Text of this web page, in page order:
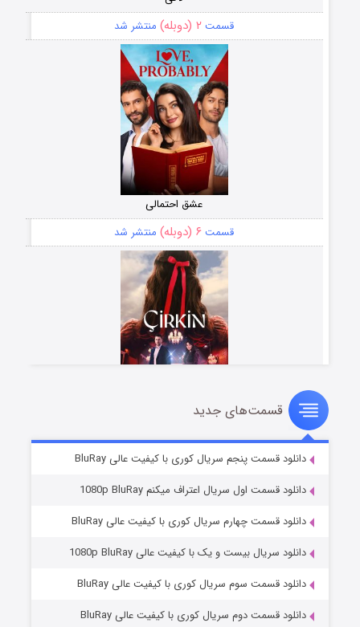
قسمت ۲ (دوبله) منتشر شد
عشق احتمالی
قسمت ۶ (دوبله) منتشر شد
سریال زشت
قسمت۵ (زیرنویس) منتشر شد
وستی ها
قسمت‌های جدید
دانلود قسمت پنجم سریال کوری با کیفیت عالی BluRay
دانلود قسمت اول سریال اعتراف میکنم 1080p BluRay
دانلود قسمت چهارم سریال کوری با کیفیت عالی BluRay
دانلود سریال بیست و یک با کیفیت عالی 1080p BluRay
دانلود قسمت سوم سریال کوری با کیفیت عالی BluRay
دانلود قسمت دوم سریال کوری با کیفیت عالی BluRay